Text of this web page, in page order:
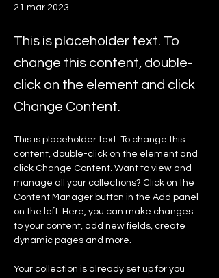
21 mar 2023
This is placeholder text. To
change this content, double-
click on the element and click
Change Content.
This is placeholder text. To change this
content, double-click on the element and
click Change Content. Want to view and
manage all your collections? Click on the
Content Manager button in the Add panel
on the left. Here, you can make changes
to your content, add new fields, create
dynamic pages and more.
Your collection is already set up for you